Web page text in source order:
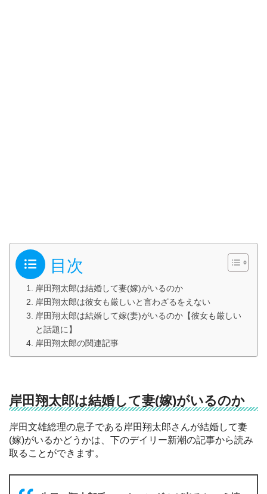
目次
岸田翔太郎は結婚して妻(嫁)がいるのか
岸田翔太郎は彼女も厳しいと言わざるをえない
岸田翔太郎は結婚して嫁(妻)がいるのか【彼女も厳しい
と話題に】
岸田翔太郎の関連記事
岸田翔太郎は結婚して妻(嫁)がいるのか
岸田文雄総理の息子である岸田翔太郎さんが結婚して妻
(嫁)がいるかどうかは、下のデイリー新潮の記事から読み
取ることができます。